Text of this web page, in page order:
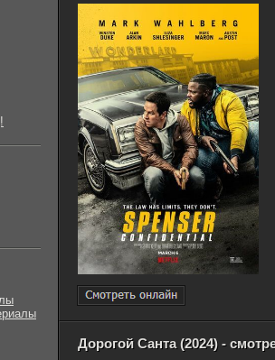
Дорогой Санта (2024) -